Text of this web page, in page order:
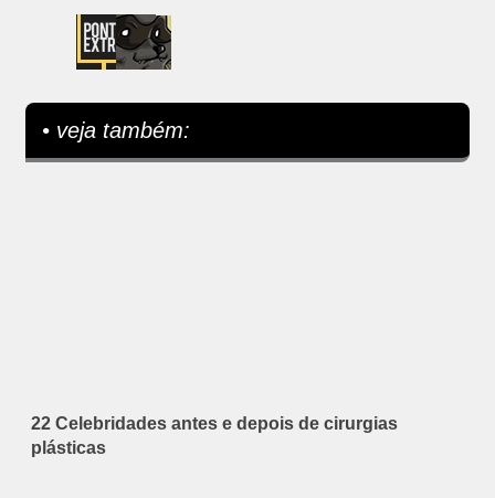
• veja também:
22 Celebridades antes e depois de cirurgias
plásticas